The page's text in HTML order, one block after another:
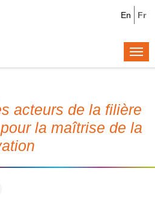
Fr
En
acteurs de la filière
la maîtrise de la